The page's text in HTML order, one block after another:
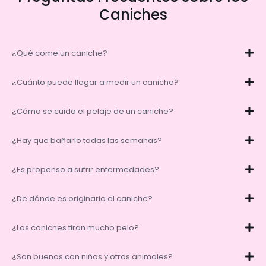
Caniches
¿Qué come un caniche?
¿Cuánto puede llegar a medir un caniche?
¿Cómo se cuida el pelaje de un caniche?
¿Hay que bañarlo todas las semanas?
¿Es propenso a sufrir enfermedades?
¿De dónde es originario el caniche?
¿Los caniches tiran mucho pelo?
¿Son buenos con niños y otros animales?